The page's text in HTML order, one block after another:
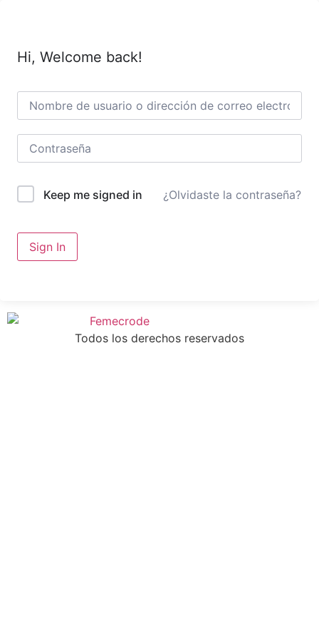
Hi, Welcome back!
Keep me signed in ¿Olvidaste la contraseña?
Sign In
Todos los derechos reservados